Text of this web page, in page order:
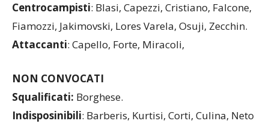
Simic.
Centrocampisti: Blasi, Capezzi, Cristiano, Falcone,
Fiamozzi, Jakimovski, Lores Varela, Osuji, Zecchin.
NON CONVOCATI
Squalificati:Borghese.